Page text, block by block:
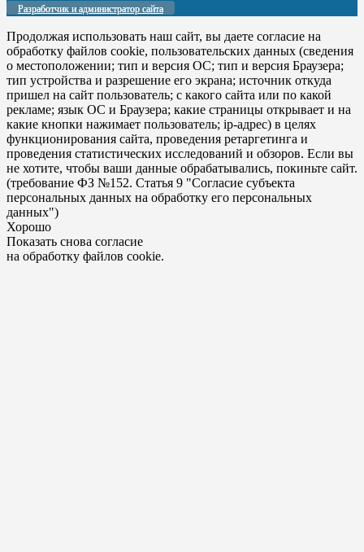
Разработчик и администратор сайта
Продолжая использовать наш сайт, вы даете согласие на
обработку файлов cookie, пользовательских данных (сведения
о местоположении; тип и версия ОС; тип и версия Браузера;
тип устройства и разрешение его экрана; источник откуда
пришел на сайт пользователь; с какого сайта или по какой
рекламе; язык ОС и Браузера; какие страницы открывает и на
какие кнопки нажимает пользователь; ip-адрес) в целях
функционирования сайта, проведения ретаргетинга и
проведения статистических исследований и обзоров. Если вы
не хотите, чтобы ваши данные обрабатывались, покиньте сайт.
(требование ФЗ №152. Статья 9 "Согласие субъекта
персональных данных на обработку его персональных
данных")
Хорошо
Показать снова согласие
на обработку файлов cookie.